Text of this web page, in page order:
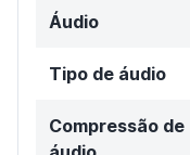
Áudio
Tipo de áudio
Compressão de